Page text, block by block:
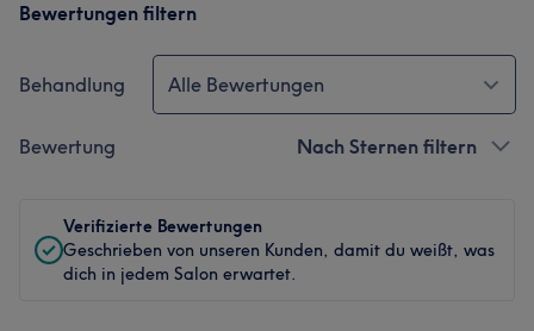
Bewertungen filtern
Behandlung Alle Bewertungen
Bewertung Nach Sternen filtern
Verifizierte Bewertungen
Geschrieben von unseren Kunden, damit du weißt, was
dich in jedem Salon erwartet.